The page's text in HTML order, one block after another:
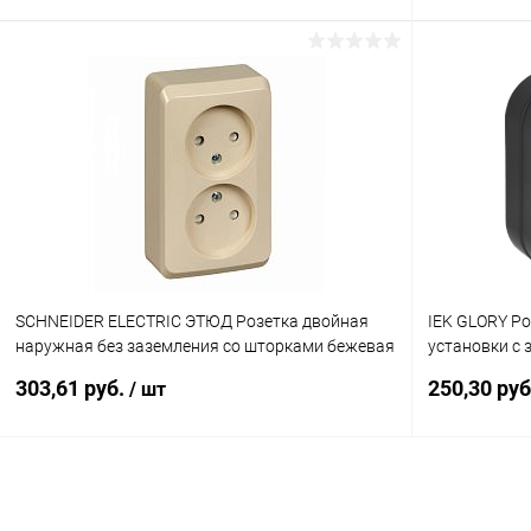
В корзину
К сравнению
SCHNEIDER ELECTRIC ЭТЮД Розетка двойная
наружная без заземления со шторками бежевая
303,61 руб. / шт
IEK GLORY
установки с
(ERH14-
250,30